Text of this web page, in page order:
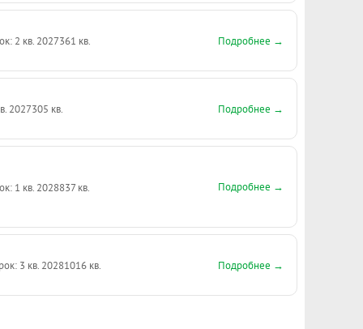
2 кв. 2027361 кв. Подробнее →
2027305 кв. Подробнее →
1 кв. 2028837 кв. Подробнее →
3 кв. 20281016 кв. Подробнее →